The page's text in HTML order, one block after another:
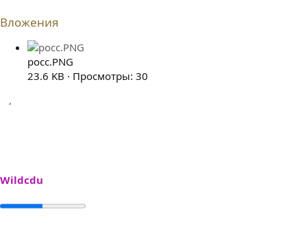
Вложения
росс.PNG
23.6 KB · Просмотры: 30
Wildcdu